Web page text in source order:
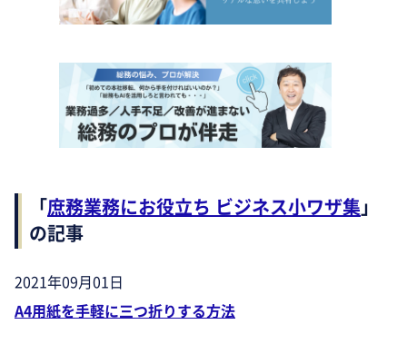
「庶務業務にお役立ち ビジネス小ワザ集」
の記事
2021年09月01日
A4用紙を手軽に三つ折りする方法